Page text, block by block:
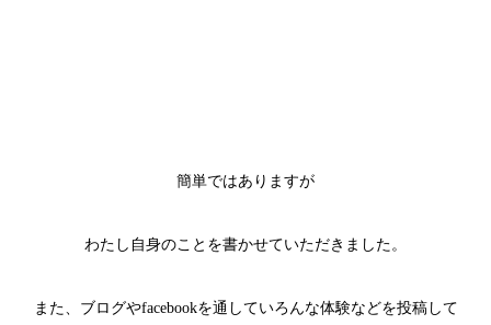
簡単ではありますが
わたし自身のことを書かせていただきました。
また、ブログやfacebookを通していろんな体験などを投稿して